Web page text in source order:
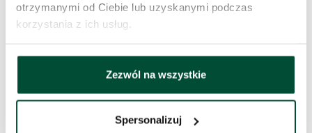
otrzymanymi od Ciebie lub uzyskanymi podczas
korzystania z ich usług.
Zezwól na wszystkie
Spersonalizuj
Skontaktujemy się w przeciągu 1 dnia roboczego.
E-mail